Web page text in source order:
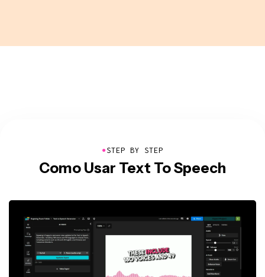
●STEP BY STEP
Como Usar Text To Speech